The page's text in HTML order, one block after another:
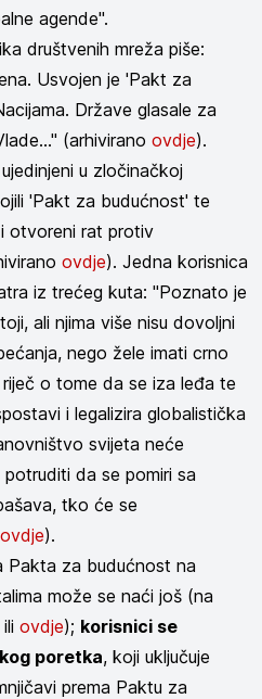
agende".
društvenih mreža piše:
Usvojen je 'Pakt za
Države glasale za
(arhivirano ovdje).
u zločinačkoj
'Pakt za budućnost' te
otvoreni rat protiv
ovdje). Jedna korisnica
iz trećeg kuta: "Poznato je
ali njima više nisu dovoljni
nego žele imati crno
o tome da se iza leđa te
i legalizira globalistička
svijeta neće
da se pomiri sa
tko će se
ovdje).
Pakta za budućnost na
može se naći još (na
ili ovdje); korisnici se
poretka, koji uključuje
prema Paktu za